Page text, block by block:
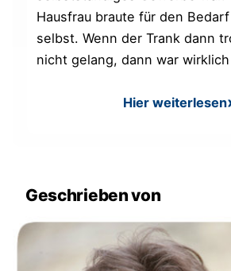
Hausfrau braute für den
selbst. Wenn der Trank dann
nicht gelang, dann war wirklich
Hier weiterlesen
:
Geschrieben von